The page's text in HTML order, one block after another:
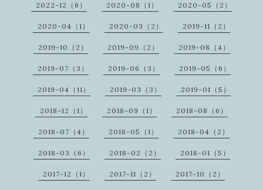
2022-12（6） 2020-08（1） 2020-05（2）
2020-04（1） 2020-03（2） 2019-11（2）
2019-10（2） 2019-09（2） 2019-08（4）
2019-07（3） 2019-06（3） 2019-05（6）
2019-04（11） 2019-03（3） 2019-01（5）
2018-12（1） 2018-09（1） 2018-08（6）
2018-07（4） 2018-05（1） 2018-04（2）
2018-03（6） 2018-02（2） 2018-01（5）
2017-12（1） 2017-11（2） 2017-10（2）